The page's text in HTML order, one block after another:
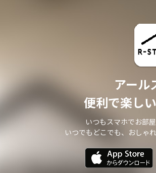
アール
便利で楽し
いつもスマホでお部
いつでもどこでも、おしゃ